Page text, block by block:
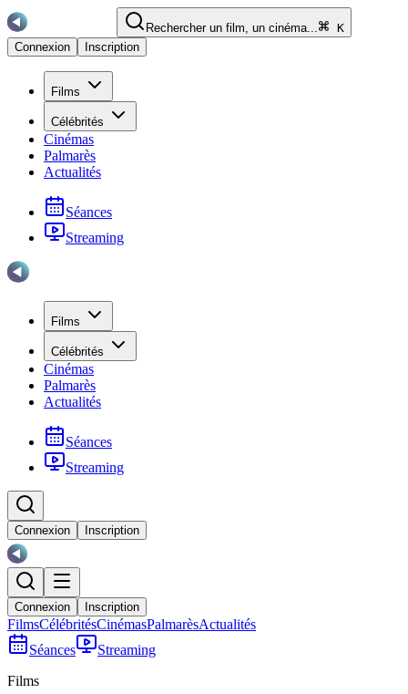
Rechercher un film, un cinéma...
K
Connexion
Inscription
Films
Célébrités
Cinémas
Palmarès
Actualités
Séances
Streaming
Films
Célébrités
Cinémas
Palmarès
Actualités
Séances
Streaming
Connexion Inscription
Connexion Inscription
FilmsCélébritésCinémasPalmarèsActualités
Séances
Streaming
Films